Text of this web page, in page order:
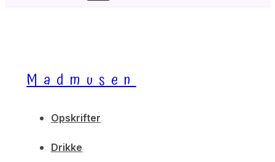
Madmusen
Opskrifter
Drikke